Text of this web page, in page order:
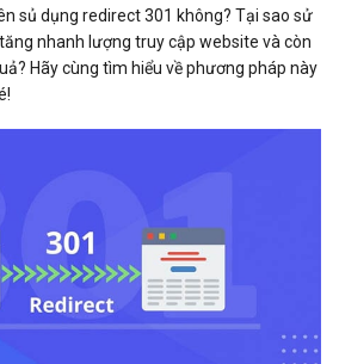
sủ dụng redirect 301 không? Tại sao sử
nhanh lượng truy cập website và còn
Hãy cùng tìm hiểu về phương pháp này